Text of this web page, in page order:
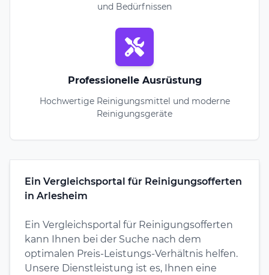
und Bedürfnissen
Professionelle Ausrüstung
Hochwertige Reinigungsmittel und moderne
Reinigungsgeräte
Ein Vergleichsportal für Reinigungsofferten
in Arlesheim
Ein Vergleichsportal für Reinigungsofferten
kann Ihnen bei der Suche nach dem
optimalen Preis-Leistungs-Verhältnis helfen.
Unsere Dienstleistung ist es, Ihnen eine